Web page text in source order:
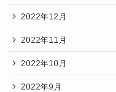
2022年12月
2022年11月
2022年10月
2022年9月